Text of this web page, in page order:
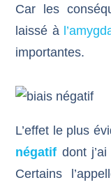
Car les
laissé à
importantes.
L’effet le plus
négatif dont
Certains